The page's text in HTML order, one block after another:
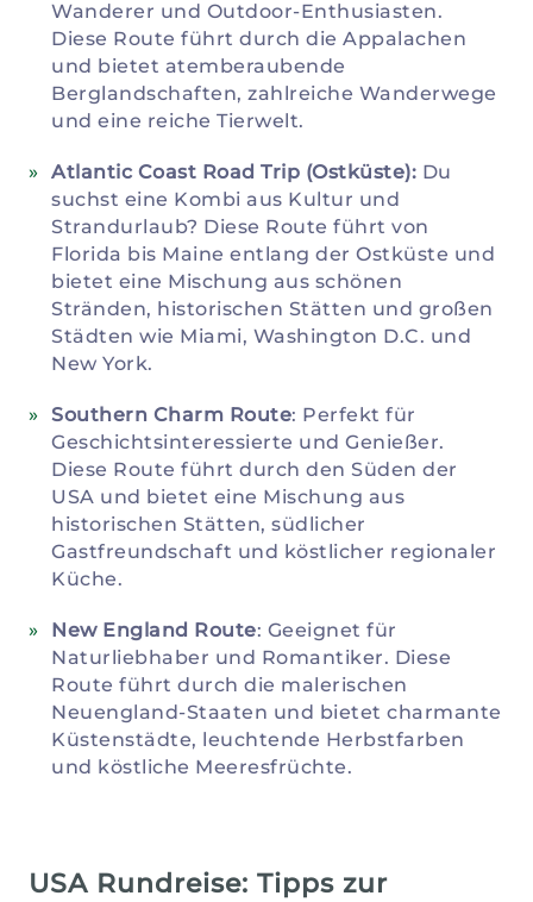
Wanderer und Outdoor-Enthusiasten.
Diese Route führt durch die Appalachen
und bietet atemberaubende
Berglandschaften, zahlreiche Wanderwege
und eine reiche Tierwelt.
Atlantic Coast Road Trip (Ostküste): Du
suchst eine Kombi aus Kultur und
Strandurlaub? Diese Route führt von
Florida bis Maine entlang der Ostküste und
bietet eine Mischung aus schönen
Stränden, historischen Stätten und großen
Städten wie Miami, Washington D.C. und
New York.
Southern Charm Route: Perfekt für
Geschichtsinteressierte und Genießer.
Diese Route führt durch den Süden der
USA und bietet eine Mischung aus
historischen Stätten, südlicher
Gastfreundschaft und köstlicher regionaler
Küche.
New England Route: Geeignet für
Naturliebhaber und Romantiker. Diese
Route führt durch die malerischen
Neuengland-Staaten und bietet charmante
Küstenstädte, leuchtende Herbstfarben
und köstliche Meeresfrüchte.
USA Rundreise: Tipps zur